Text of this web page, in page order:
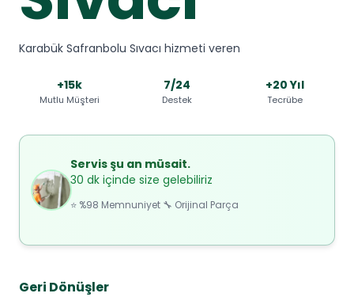
Karabük Safranbolu Sıvacı hizmeti veren
+15k
Mutlu Müşteri
7/24
Destek
+20 Yıl
Tecrübe
Servis şu an müsait.
30 dk içinde size gelebiliriz
⭐ %98 Memnuniyet 🔧 Orijinal Parça
Geri Dönüşler